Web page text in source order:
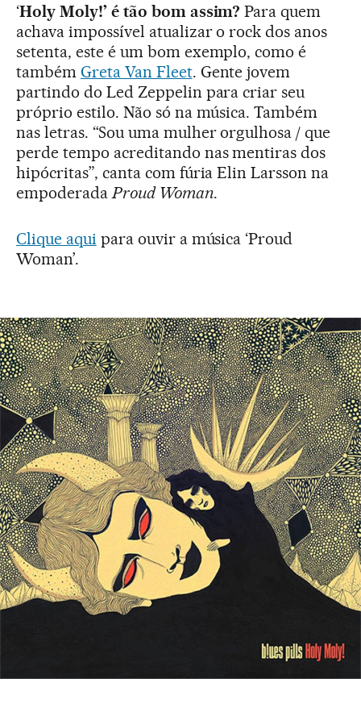
‘Holy Moly!’ é tão bom assim?Para quem
achava impossível atualizar o rock dos anos
setenta, este é um bom exemplo, como é
também Greta Van Fleet. Gente jovem
partindo do Led Zeppelin para criar seu
próprio estilo. Não só na música. Também
nas letras. “Sou uma mulher orgulhosa / que
perde tempo acreditando nas mentiras dos
hipócritas”, canta com fúria Elin Larsson na
empoderadaProud Woman.
Clique aqui para ouvir a música ‘Proud
Woman’.